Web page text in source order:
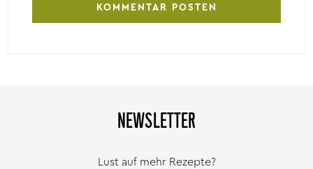
NEWSLETTER
Lust auf mehr Rezepte?